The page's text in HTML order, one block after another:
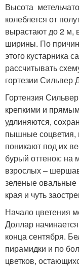
Высота
колеблется от
вырастают до 2 м,
ширины. По
этого кустарника
рассчитывать
гортезии Сильвер
Гортензия
крепкими и
удлиняются,
пышные соцветия,
поникают под их
бурый оттенок: на
взрослых –
зеленые
края и чуть
Начало цветения
Доллар
конца сентября.
пирамидки и по
цветков,